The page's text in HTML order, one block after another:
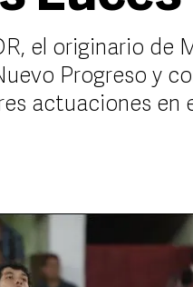
el originario de
Progreso y
actuaciones en